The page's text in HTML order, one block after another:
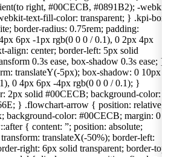
right, #00CECB, #0891B2); -webkit-
text-fill-color: transparent; } .kpi-box
border-radius: 0.75rem; padding:
6px -1px rgb(0 0 0 / 0.1), 0 2px 4px
align: center; border-left: 5px solid
0.3s ease, box-shadow 0.3s ease; }
translateY(-5px); box-shadow: 0 10px
0 4px 6px -4px rgb(0 0 0 / 0.1); }
2px solid #00CECB; background-color:
} .flowchart-arrow { position: relative;
background-color: #00CECB; margin: 0
{ content: ”; position: absolute;
translateX(-50%); border-left:
right: 6px solid transparent; border-top: